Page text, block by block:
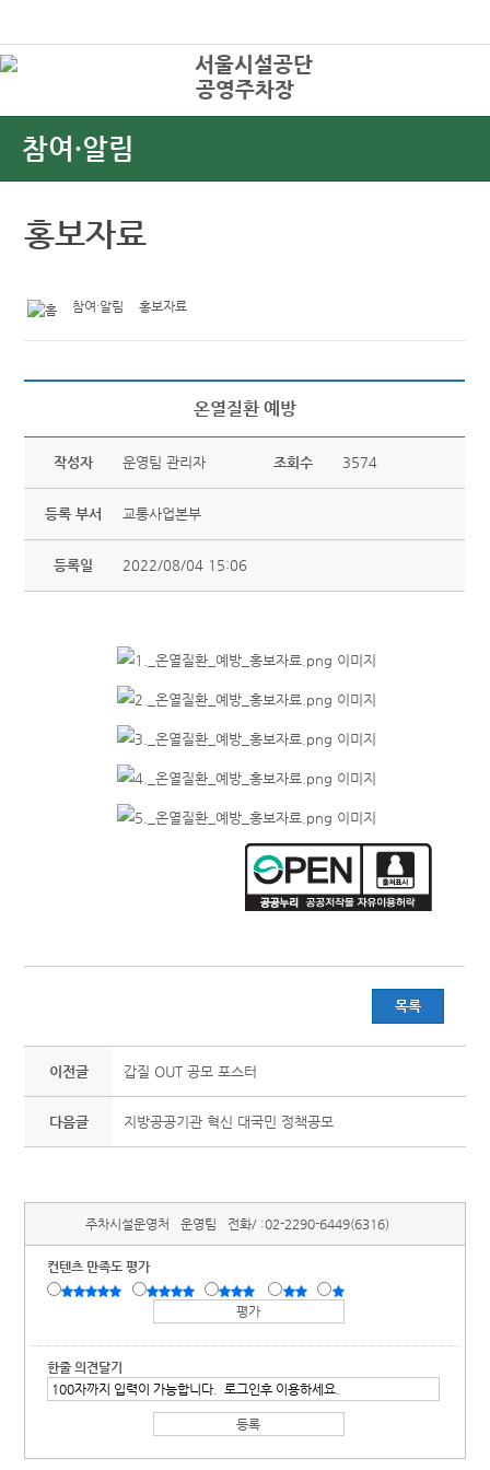
공영주차장
참여·알림
홍보자료
참여·알림 홍보자료
온열질환 예방
작성자 운영팀 관리자 조회수 3574
등록 부서 교통사업본부
등록일 2022/08/04 15:06
목록
이전글 갑질 OUT 공모 포스터
다음글 지방공공기관 혁신 대국민 정책공모
주차시설운영처 운영팀 전화/ :02-2290-6449(6316)
컨텐츠 만족도 평가
한줄 의견달기